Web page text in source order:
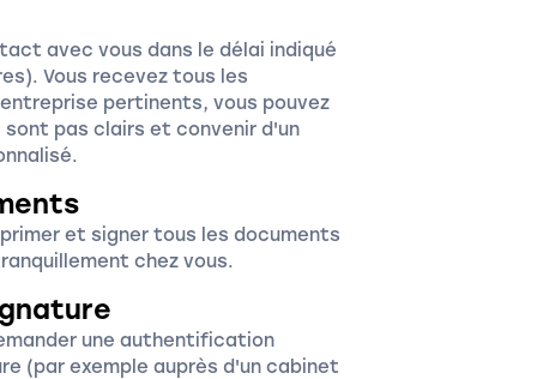
avec vous dans le délai indiqué
Vous recevez tous les
pertinents, vous pouvez
pas clairs et convenir d'un
et signer tous les documents
chez vous.
une authentification
(par exemple auprès d'un cabinet